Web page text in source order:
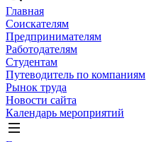
Главная
Соискателям
Предпринимателям
Работодателям
Студентам
Путеводитель по компаниям
Рынок труда
Новости сайта
Календарь мероприятий